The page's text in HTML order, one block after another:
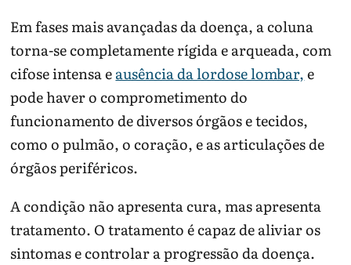
Em fases mais avançadas da doença, a coluna
torna-se completamente rígida e arqueada, com
cifose intensa eausência da lordose lombar,e
pode haver o comprometimento do
funcionamento de diversos órgãos e tecidos,
como o pulmão, o coração, e as articulações de
órgãos periféricos.
A condição não apresenta cura, mas apresenta
tratamento. O tratamento é capaz de aliviar os
sintomas e controlar a progressão da doença.